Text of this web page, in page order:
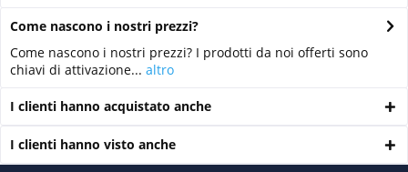
Come nascono i nostri prezzi?
Come nascono i nostri prezzi? I prodotti da noi offerti sono
chiavi di attivazione... altro
I clienti hanno acquistato anche
I clienti hanno visto anche